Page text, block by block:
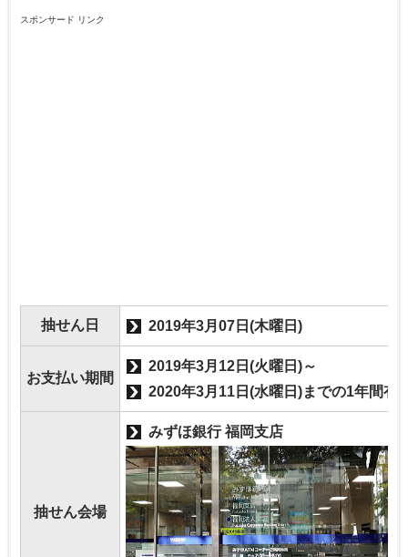
スポンサード リンク
抽せん日 2019年3月07日(木曜日)
お支払い期間
2019年3月12日(火曜日)～
2020年3月11日(水曜日)までの1年間有
抽せん会場
みずほ銀行 福岡支店